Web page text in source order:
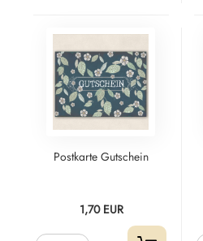
Postkarte Gutschein
1,70 EUR